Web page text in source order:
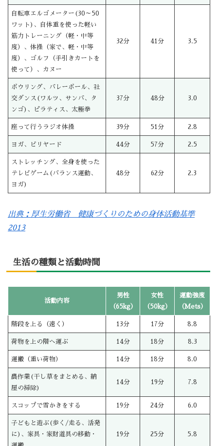
自転車エルゴメーター(30～50
ワット)、自体重を使った軽い
筋力トレーニング（軽・中等
度）、体操（家で、軽・中等
度）、ゴルフ（手引きカートを
使って）、カヌー
32分 41分 3.5
ボウリング、バレーボール、社
交ダンス(ワルツ、サンバ、タ
ンゴ)、ピラティス、太極拳
37分 48分 3.0
座って行うラジオ体操 39分 51分 2.8
ヨガ、ビリヤード 44分 57分 2.5
ストレッチング、全身を使った
テレビゲーム(バランス運動、
ヨガ)
48分 62分 2.3
出典：厚生労働省 健康づくりのための身体活動基準
2013
生活の種類と活動時間
活動内容
男性
（65kg）
女性
（50kg）
運動強度
（Mets）
階段を上る（速く） 13分 17分 8.8
荷物を上の階へ運ぶ 14分 18分 8.3
運搬（重い荷物） 14分 18分 8.0
農作業(干し草をまとめる、納
屋の掃除)
14分 19分 7.8
スコップで雪かきをする 19分 24分 6.0
子どもと遊ぶ(歩く/走る、活発
に)、家具・家財道具の移動・
19分 25分 5.8